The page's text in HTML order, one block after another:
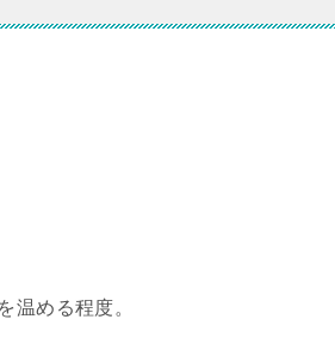
温める程度。